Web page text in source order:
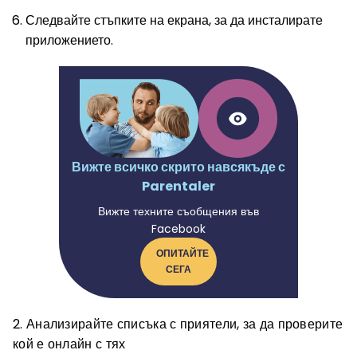
Следвайте стъпките на екрана, за да инсталирате
приложението.
Вижте всичко скрито навсякъде с
Parentaler
Вижте техните съобщения във
Facebook
ОПИТАЙТЕ
СЕГА
2. Анализирайте списъка с приятели, за да проверите
кой е онлайн с тях